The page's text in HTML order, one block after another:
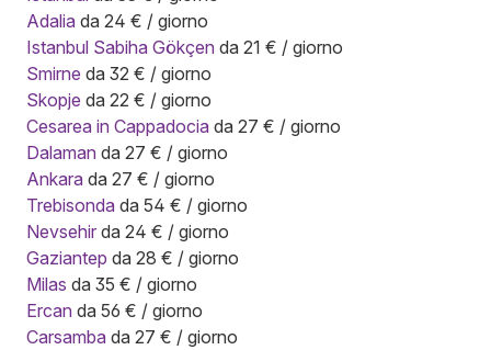
Adalia da 24 € / giorno
Istanbul Sabiha Gökçen da 21 € / giorno
Smirne da 32 € / giorno
Skopje da 22 € / giorno
Cesarea in Cappadocia da 27 € / giorno
Dalaman da 27 € / giorno
Ankara da 27 € / giorno
Trebisonda da 54 € / giorno
Nevsehir da 24 € / giorno
Gaziantep da 28 € / giorno
Milas da 35 € / giorno
Ercan da 56 € / giorno
Carsamba da 27 € / giorno